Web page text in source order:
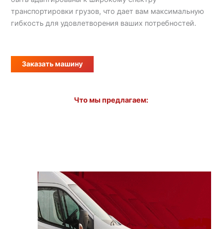
транспортировки грузов, что дает вам максимальную
гибкость для удовлетворения ваших потребностей.
Заказать машину
Что мы предлагаем: